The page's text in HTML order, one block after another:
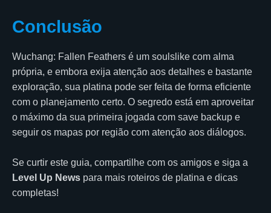
Conclusão
Wuchang: Fallen Feathers é um soulslike com alma
própria, e embora exija atenção aos detalhes e bastante
exploração, sua platina pode ser feita de forma eficiente
com o planejamento certo. O segredo está em aproveitar
o máximo da sua primeira jogada com save backup e
seguir os mapas por região com atenção aos diálogos.
Se curtir este guia, compartilhe com os amigos e siga a
Level Up News para mais roteiros de platina e dicas
completas!